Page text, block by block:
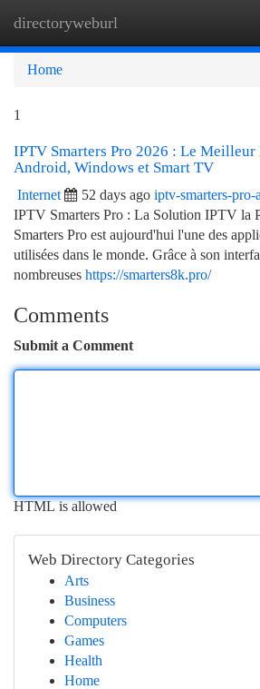
directoryweburl
Home
1
IPTV Smarters Pro 2026 : Le
Android, Windows et Smart TV
Internet 52 days ago iptv-smarters-pro-
IPTV Smarters Pro : La Solution IPTV la
Smarters Pro est aujourd'hui l'une des
utilisées dans le monde. Grâce à son
nombreuses https://smarters8k.pro/
Comments
Submit a Comment
HTML is allowed
Web Directory Categories
Arts
Business
Computers
Games
Health
Home